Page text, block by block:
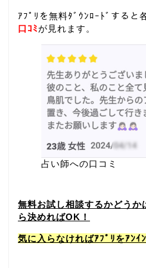
ｱﾌﾟﾘを無料ﾀﾞｳﾝﾛｰﾄﾞすると
口ｺﾐが見れます。
占い師への口コミ
無料お試し相談するかどうか
ら決めればOK！
気に入らなければｱﾌﾟﾘをｱﾝｲ